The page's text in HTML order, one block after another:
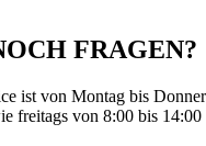
FRAGEN?
ist von Montag bis
freitags von 8:00 bis